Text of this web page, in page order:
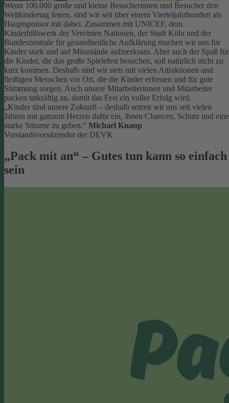
Wenn 100.000 große und kleine Besucherinnen und Besucher den
Weltkindertag feiern, sind wir seit über einem Vierteljahrhundert als
Hauptsponsor mit dabei. Zusammen mit UNICEF, dem
Kinderhilfswerk der Vereinten Nationen, der Stadt Köln und der
Bundeszentrale für gesundheitliche Aufklärung machen wir uns für
Kinder stark und auf Missstände aufmerksam. Aber auch der Spaß für
die Kinder, die das große Spielefest besuchen, soll natürlich nicht zu
kurz kommen. Deshalb sind wir stets mit vielen Attraktionen und
fleißigen Menschen vor Ort, die die Kinder erfreuen und für gute
Stimmung sorgen. Auch unsere Mitarbeiterinnen und Mitarbeiter
packen tatkräftig an, damit das Fest ein voller Erfolg wird.
„Kinder sind unsere Zukunft – deshalb setzen wir uns seit vielen
Jahren mit ganzem Herzen dafür ein, ihnen Chancen, Schutz und eine
starke Stimme zu geben.“ Michael Knaup
Vorstandsvorsitzender der DEVK
„Pack mit an“ – Gutes tun kann so einfach
sein